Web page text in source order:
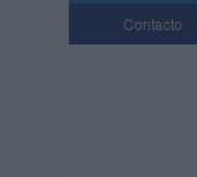
Contacto